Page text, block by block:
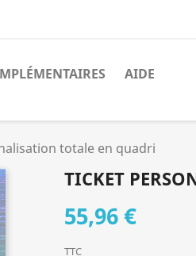
AIDE
totale en quadri
TICKET
55,96 €
TTC